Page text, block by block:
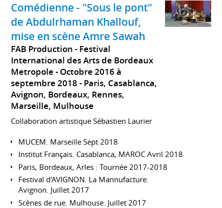
Comédienne - "Sous le pont"
de Abdulrhaman Khallouf,
mise en scène Amre Sawah
FAB Production - Festival
International des Arts de Bordeaux
Metropole
Octobre 2016 à
septembre 2018 Paris, Casablanca,
Avignon, Bordeaux, Rennes,
Marseille, Mulhouse
Collaboration artistique Sébastien Laurier
MUCEM. Marseille Sept 2018
Institut Français. Casablanca, MAROC Avril 2018
Paris, Bordeaux, Arles : Tournée 2017-2018
Festival d'AVIGNON. La Mannufacture.
Avignon. Juillet 2017
Scènes de rue. Mulhouse. Juillet 2017